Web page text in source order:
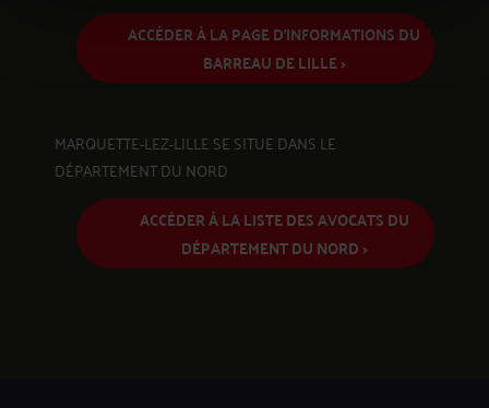
ACCÉDER À LA PAGE D'INFORMATIONS DU
BARREAU DE LILLE >
MARQUETTE-LEZ-LILLE SE SITUE DANS LE
DÉPARTEMENT DU NORD
ACCÉDER À LA LISTE DES AVOCATS DU
DÉPARTEMENT DU NORD >